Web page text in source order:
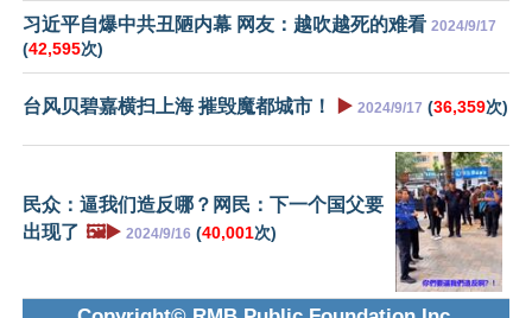
习近平自爆中共丑陋内幕 网友：越吹越死的难看 2024/9/17
(42,595次)
台风贝碧嘉横扫上海 摧毁魔都城市！ ▶️ 2024/9/17 (36,359次)
民众：逼我们造反哪？网民：下一个国父要
出现了 🖼️▶️ 2024/9/16 (40,001次)